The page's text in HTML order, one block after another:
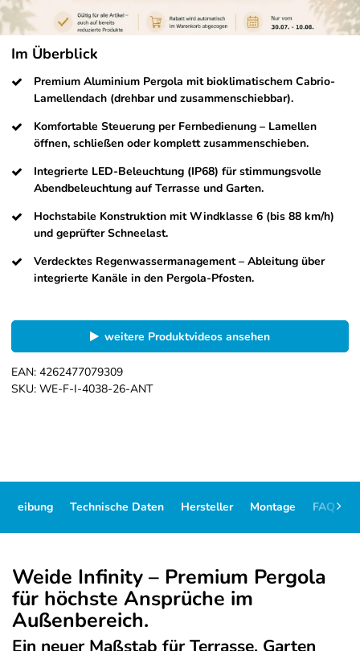
Im Überblick
Premium Aluminium Pergola mit bioklimatischem Cabrio-
Lamellendach (drehbar und zusammenschiebbar).
Komfortable Steuerung per Fernbedienung – Lamellen
öffnen, schließen oder komplett zusammenschieben.
Integrierte LED-Beleuchtung (IP68) für stimmungsvolle
Abendbeleuchtung auf Terrasse und Garten.
Hochstabile Konstruktion mit Windklasse 6 (bis 88 km/h)
und geprüfter Schneelast.
Verdecktes Regenwassermanagement – Ableitung über
integrierte Kanäle in den Pergola-Pfosten.
weitere Produktvideos ansehen
EAN: 4262477079309
SKU: WE-F-I-4038-26-ANT
Technische Daten Hersteller Montage FAQ
Weide Infinity – Premium Pergola
für höchste Ansprüche im
Außenbereich.
Ein neuer Maßstab für Terrasse, Garten